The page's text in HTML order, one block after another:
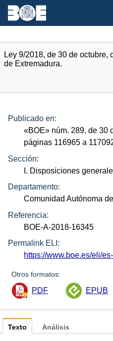
Ley 9/2018, de 30 de
de Extremadura.
Publicado en:
«BOE» núm. 289, de 30
páginas 116965 a
Sección:
I. Disposiciones
Departamento:
Comunidad Autónoma
Referencia:
BOE-A-2018-16345
Permalink ELI:
https://www.boe.es/eli/
Otros formatos:
PDF EPUB
Texto Análisis